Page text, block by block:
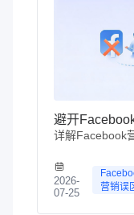
详解Facebook
2026-
07-25
营销误